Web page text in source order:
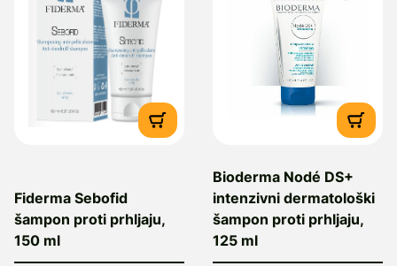
Fiderma Sebofid
šampon proti prhljaju,
150 ml
Bioderma Nodé DS+
intenzivni dermatološki
šampon proti prhljaju,
125 ml